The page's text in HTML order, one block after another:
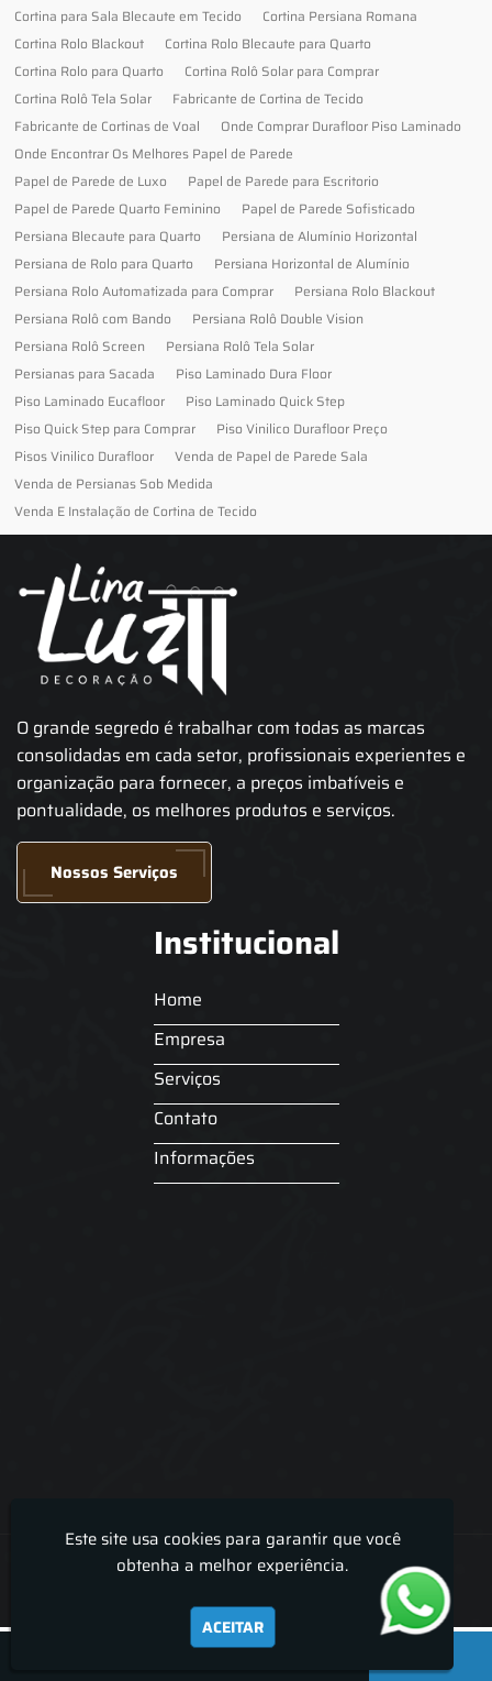
Cortina para Sala Blecaute em Tecido
Cortina Persiana Romana
Cortina Rolo Blackout
Cortina Rolo Blecaute para Quarto
Cortina Rolo para Quarto
Cortina Rolô Solar para Comprar
Cortina Rolô Tela Solar
Fabricante de Cortina de Tecido
Fabricante de Cortinas de Voal
Onde Comprar Durafloor Piso Laminado
Onde Encontrar Os Melhores Papel de Parede
Papel de Parede de Luxo
Papel de Parede para Escritorio
Papel de Parede Quarto Feminino
Papel de Parede Sofisticado
Persiana Blecaute para Quarto
Persiana de Alumínio Horizontal
Persiana de Rolo para Quarto
Persiana Horizontal de Alumínio
Persiana Rolo Automatizada para Comprar
Persiana Rolo Blackout
Persiana Rolô com Bando
Persiana Rolô Double Vision
Persiana Rolô Screen
Persiana Rolô Tela Solar
Persianas para Sacada
Piso Laminado Dura Floor
Piso Laminado Eucafloor
Piso Laminado Quick Step
Piso Quick Step para Comprar
Piso Vinilico Durafloor Preço
Pisos Vinilico Durafloor
Venda de Papel de Parede Sala
Venda de Persianas Sob Medida
Venda E Instalação de Cortina de Tecido
O grande segredo é trabalhar com todas as marcas
consolidadas em cada setor, profissionais experientes e
organização para fornecer, a preços imbatíveis e
pontualidade, os melhores produtos e serviços.
Nossos Serviços
Institucional
Home
Empresa
Serviços
Contato
Informações
Lira Luz Decor - Cortinas sob medidas e persianas
Este site usa cookies para garantir que você
obtenha a melhor experiência.
ACEITAR